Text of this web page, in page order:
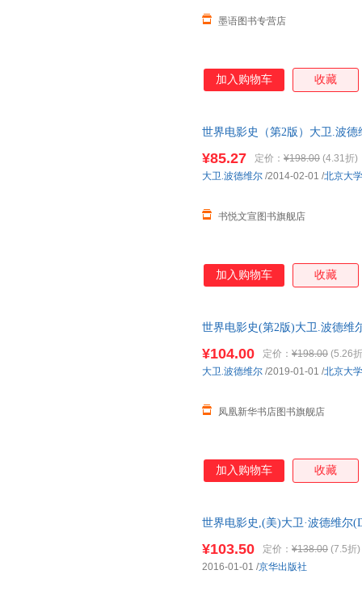
墨语图书专营店
加入购物车 收藏
世界电影史（第2版）大卫.波
¥85.27 定价： ¥198.00 (4.31折)
书悦文宣图书旗舰店
大卫.波德维尔 /2014-02-01 /北京大
加入购物车 收藏
世界电影史(第2版)大卫.波德维
¥104.00 定价： ¥198.00 (5.26
凤凰新华书店图书旗舰店
大卫.波德维尔 /2019-01-01 /北京大
加入购物车 收藏
世界电影史,(美)大卫·波德维尔
惠咨询：13284178503
¥103.50 定价： ¥138.00 (7.5折)
2016-01-01 /京华出版社